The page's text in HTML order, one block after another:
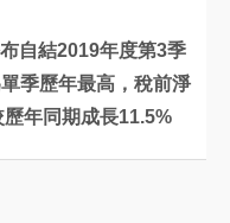
自結2019年度第3季
季歷年最高，稅前淨
年同期成長11.5%